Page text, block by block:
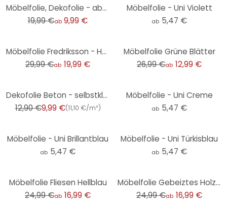
Möbelfolie, Dekofolie - abwischbar - Wooden Texture
19,99 €ab 9,99 €
Möbelfolie - Uni Violett
ab 5,47 €
Möbelfolie Fredriksson - Hexagone: Gold und Kupfer
29,99 €ab 19,99 €
Möbelfolie Grüne Blätter
26,99 €ab 12,99 €
Dekofolie Beton - selbstklebend
12,90 €9,99 €(11,10 €/m²)
Möbelfolie - Uni Creme
ab 5,47 €
Möbelfolie - Uni Brillantblau
ab 5,47 €
Möbelfolie - Uni Türkisblau
ab 5,47 €
Möbelfolie Fliesen Hellblau
24,99 €ab 16,99 €
Möbelfolie Gebeiztes Holz Blau
24,99 €ab 16,99 €